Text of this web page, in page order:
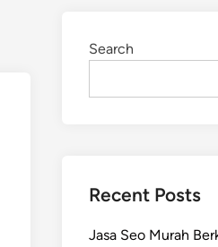
Search
Recent Posts
Jasa Seo Murah